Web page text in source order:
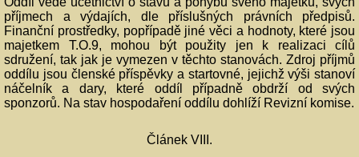
příjmech a výdajích, dle příslušných právních předpisů.
Finanční prostředky, popřípadě jiné věci a hodnoty, které jsou
majetkem T.O.9, mohou být použity jen k realizaci cílů
sdružení, tak jak je vymezen v těchto stanovách. Zdroj příjmů
oddílu jsou členské příspěvky a startovné, jejichž výši stanoví
náčelník a dary, které oddíl případně obdrží od svých
sponzorů. Na stav hospodaření oddílu dohlíží Revizní komise.
Článek VIII.